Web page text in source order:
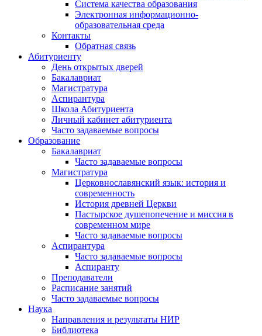
Система качества образования
Электронная информационно-
образовательная среда
Контакты
Обратная связь
Абитуриенту
День открытых дверей
Бакалавриат
Магистратура
Аспирантура
Школа Абитуриента
Личный кабинет абитуриента
Часто задаваемые вопросы
Образование
Бакалавриат
Часто задаваемые вопросы
Магистратура
Церковнославянский язык: история и
современность
История древней Церкви
Пастырское душепопечение и миссия в
современном мире
Часто задаваемые вопросы
Аспирантура
Часто задаваемые вопросы
Аспиранту
Преподаватели
Расписание занятий
Часто задаваемые вопросы
Наука
Направления и результаты НИР
Библиотека